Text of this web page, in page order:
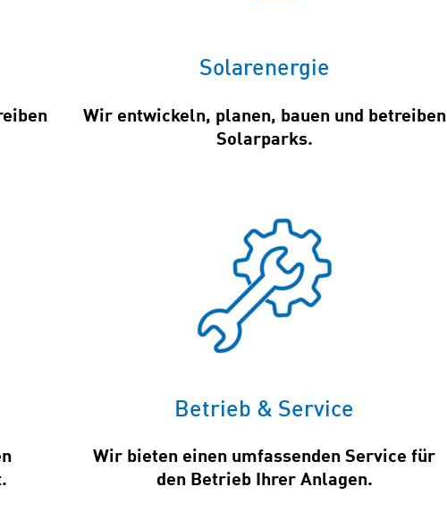
Solarenergie
Wir entwickeln, planen, bauen und betreiben
Solarparks.
Betrieb & Service
Wir bieten einen umfassenden Service für
den Betrieb Ihrer Anlagen.